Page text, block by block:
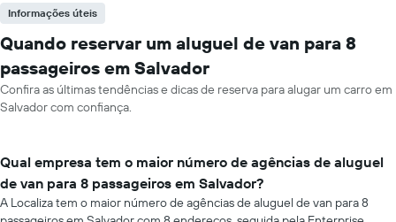
Informações úteis
Quando reservar um aluguel de van para 8
passageiros em Salvador
Confira as últimas tendências e dicas de reserva para alugar um carro em
Salvador com confiança.
Qual empresa tem o maior número de agências de aluguel
de van para 8 passageiros em Salvador?
A Localiza tem o maior número de agências de aluguel de van para 8